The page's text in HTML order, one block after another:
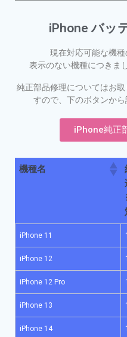
iPhone バッ
現在対応可能な機種
表示のない機種につきま
純正部品修理についてはお
すので、下のボタンから
iPhone純正
機種名
iPhone 11
iPhone 12
iPhone 12 Pro
iPhone 13
iPhone 14